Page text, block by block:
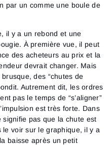
par un comme une boule de
il y a un rebond et une
À première vue, il peut
des acheteurs au prix et la
devrait changer. Mais
des “chutes de
Autrement dit, les ordres
pas le temps de “s’aligner”
est très forte. Dans
pas que la chute est
voir sur le graphique, il y a
baisse après un petit